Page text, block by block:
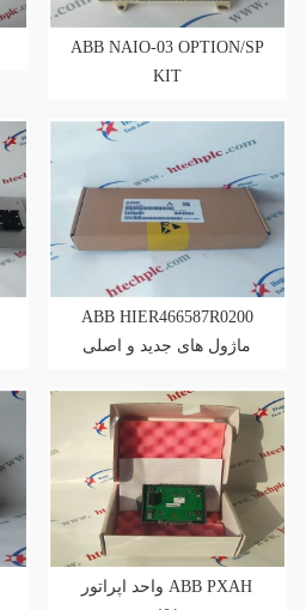
ABB NAIO-03 OPTION/SP
KIT
ABB HIER466587R0200
ماژول های جدید و اصلی
واحد اپراتور ABB PXAH